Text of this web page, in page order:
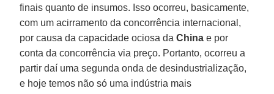
finais quanto de insumos. Isso ocorreu, basicamente,
com um acirramento da concorrência internacional,
por causa da capacidade ociosa daChina e por
conta da concorrência via preço. Portanto, ocorreu a
partir daí uma segunda onda de desindustrialização,
e hoje temos não só uma indústria mais